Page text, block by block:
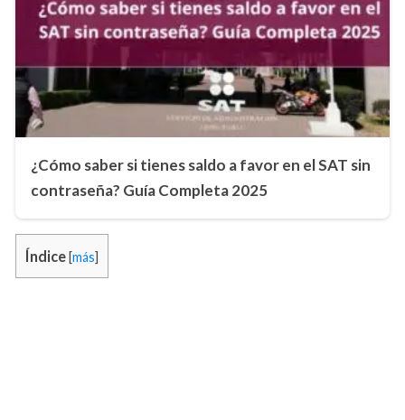
¿Cómo saber si tienes saldo a favor en el SAT sin
contraseña? Guía Completa 2025
Índice [más]